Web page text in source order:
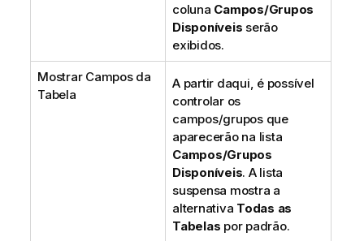
coluna Campos/Grupos
Disponíveis serão
exibidos.
Mostrar Campos da
Tabela
A partir daqui, é possível
controlar os
campos/grupos que
aparecerão na lista
Campos/Grupos
Disponíveis. A lista
suspensa mostra a
alternativa Todas as
Tabelas por padrão.